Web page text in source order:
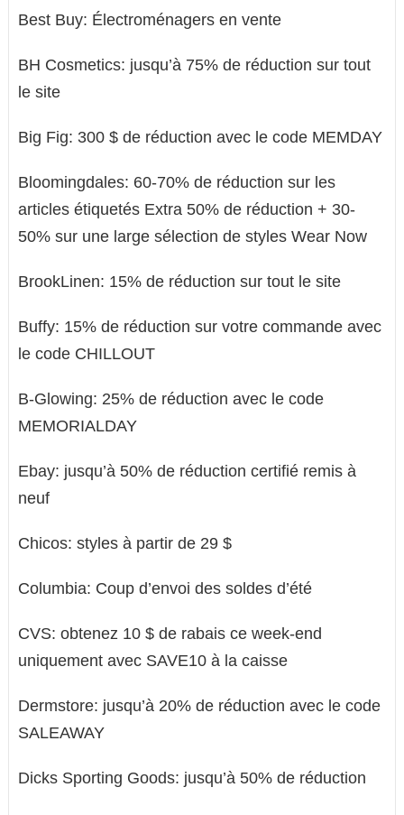
Best Buy: Électroménagers en vente
BH Cosmetics: jusqu’à 75% de réduction sur tout
le site
Big Fig: 300 $ de réduction avec le code MEMDAY
Bloomingdales: 60-70% de réduction sur les
articles étiquetés Extra 50% de réduction + 30-
50% sur une large sélection de styles Wear Now
BrookLinen: 15% de réduction sur tout le site
Buffy: 15% de réduction sur votre commande avec
le code CHILLOUT
B-Glowing: 25% de réduction avec le code
MEMORIALDAY
Ebay: jusqu’à 50% de réduction certifié remis à
neuf
Chicos: styles à partir de 29 $
Columbia: Coup d’envoi des soldes d’été
CVS: obtenez 10 $ de rabais ce week-end
uniquement avec SAVE10 à la caisse
Dermstore: jusqu’à 20% de réduction avec le code
SALEAWAY
Dicks Sporting Goods: jusqu’à 50% de réduction